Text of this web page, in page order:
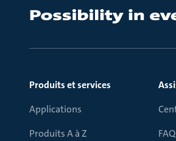
Produits et services
Applications
Produits A à Z
FAQ